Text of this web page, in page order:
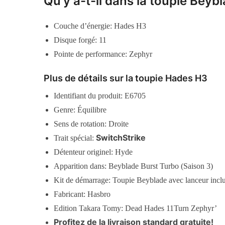
Couche d’énergie: Hades H3
Disque forgé: 11
Pointe de performance: Zephyr
Plus de détails sur la toupie Hades H3
Identifiant du produit: E6705
Genre: Équilibre
Sens de rotation: Droite
Trait spécial:SwitchStrike
Détenteur originel: Hyde
Apparition dans: Beyblade Burst Turbo (Saison 3)
Kit de démarrage: Toupie Beyblade avec lanceur
Fabricant: Hasbro
Edition Takara Tomy: Dead Hades 11Turn Zephyr’
Profitez de la livraison standard gratuite!